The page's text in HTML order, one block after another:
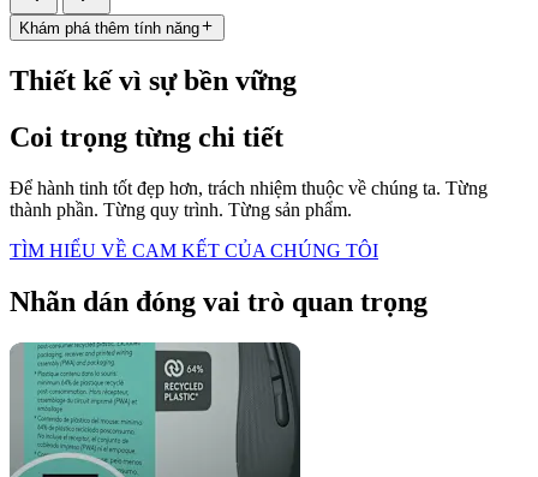
Khám phá thêm tính năng
Thiết kế vì sự bền vững
Coi trọng từng chi tiết
Để hành tinh tốt đẹp hơn, trách nhiệm thuộc về chúng ta. Từng
thành phần. Từng quy trình. Từng sản phẩm.
TÌM HIỂU VỀ CAM KẾT CỦA CHÚNG TÔI
Nhãn dán đóng vai trò quan trọng